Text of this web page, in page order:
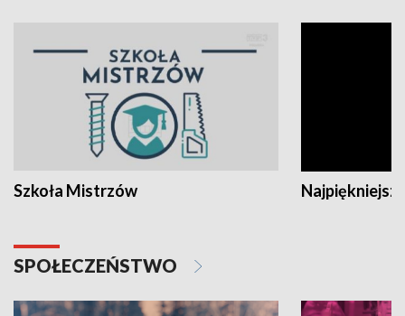
Szkoła Mistrzów
SPOŁECZEŃSTWO